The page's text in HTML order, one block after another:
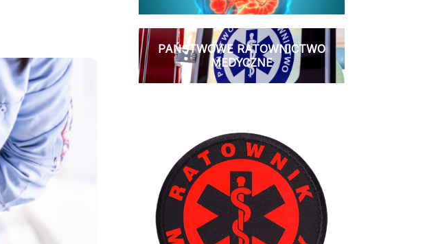
PAŃSTWOWE RATOWNICTWO
MEDYCZNE